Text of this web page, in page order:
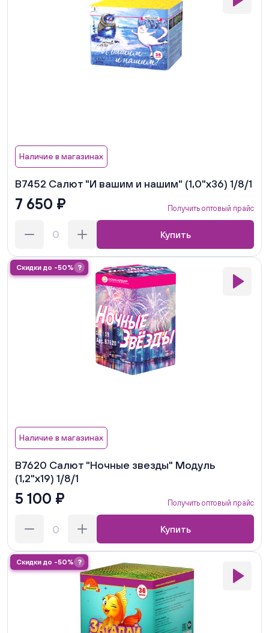
Наличие в магазинах
В7452 Салют "И вашим и нашим" (1,0"х36) 1/8/1
7 650 ₽ Получить оптовый прайс
Купить
Скидки до -50% ?
Наличие в магазинах
В7620 Салют "Ночные звезды" Модуль
(1,2"х19) 1/8/1
5 100 ₽ Получить оптовый прайс
Купить
Скидки до -50% ?